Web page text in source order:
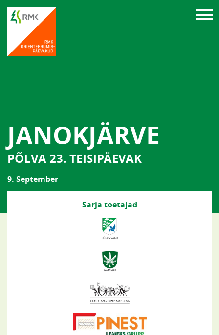
JANOKJÄRVE
PÕLVA 23. TEISIPÄEVAK
9. September
Sarja toetajad